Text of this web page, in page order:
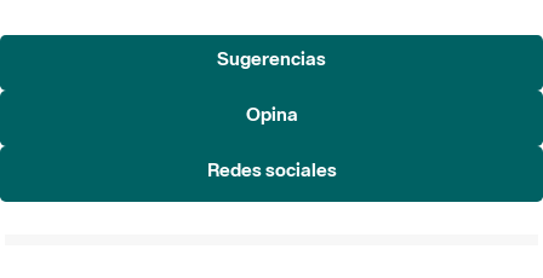
Sugerencias
Opina
Redes sociales